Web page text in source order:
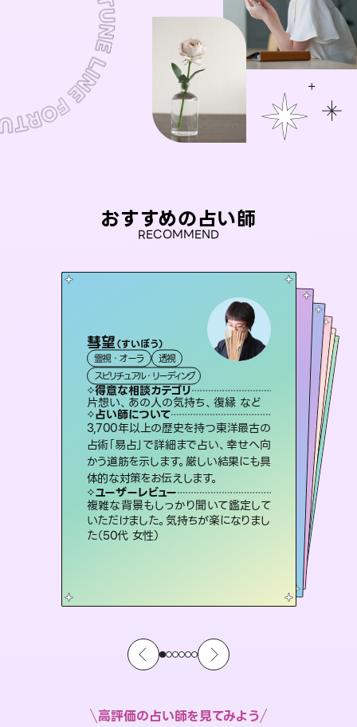
おすすめの占い師
RECOMMEND
彗望（すいぼう）
霊視・オーラ
透視
スピリチュアル・リーディング
得意な相談カテゴリ
片想い、あの人の気持ち、復縁 など
占い師について
3,700年以上の歴史を持つ東洋最古の
占術「易占」で詳細まで占い、幸せへ向
かう道筋を示します。厳しい結果にも具
体的な対策をお伝えします。
ユーザーレビュー
複雑な背景もしっかり聞いて鑑定して
いただけました。気持ちが楽になりまし
た（50代 女性）
アイリス -iris-
西洋占星術 タロット
ルーン
得意な相談カテゴリ
恋愛総合、片想い、二人の未来 など
占い師について
復縁、恋愛、不倫の行方、同性愛や片
思い、仕事関係や借金問題まで知りた
いことや心の負担になっていることを
紐解き、背中をそっと押して導きます。
ユーザーレビュー
安心感のあり、言い切ってくれる所や濁
さない鑑定のおかげで、毎回自分の気
持ちを整えられます（30代 男性）
未来視師＊花
霊視・オーラ
スピリチュアル・リーディング
得意な相談カテゴリ
出逢い、片想い、復縁 など
占い師について
未来には何パターンもの選択肢があり
ます。不安で視えにくくなっているあな
たの素敵な未来を見つけ、その未来を
選択できるようアドバイスします。
ユーザーレビュー
職場の人の性質や人間関係、本心など
本当によく視えていてびっくり。対策が
打てて前向きになれます（40代）
桃源珠羽 とうげんみう
霊視・オーラ
スピリチュアル・リーディング
得意な相談カテゴリ
片想い、あの人の気持ち、復縁 など
占い師について
恋愛のお悩みの中でも特に「曖昧な関係」の相談を得意としており、友達以上恋人未満なお相手との今後や本音を丁寧に読み解き恋愛成就へと導きます。
ユーザーレビュー
鑑定していただいてアドバイス通りに行
動すると仲が復活してきました。ありが
とうございました（40代 女性）
おう 霊感オラクル
霊視・オーラ
オラクルカード
得意な相談カテゴリ
恋愛総合、あの人の気持ち など
占い師について
霊視×オラクルカードを使って「今」と
「未来」そして「気になるあの人の気持
ち」まで丁寧に読み解き、恋や人生のヒ
ントを優しく引き出します。
ユーザーレビュー
不安な気持ちが嘘みたいに晴れまし
た…！よく視えていらっしゃるんだなと
感じました（40代 女性）
セラピスト理恵
霊視・オーラ タロット
スピリチュアル・リーディング
得意な相談カテゴリ
片想い、二人の未来、年の差 など
占い師について
連絡再開、復縁、成就などの報告実績
多数。セラピストとして2万超の施術経
験があるからこそできる鑑定で、より良
い未来をサポートします。
ユーザーレビュー
とても心温まる鑑定でした。しかもこち
らは何も言っていないのに視えていらっ
しゃるんだなと驚きです（30代女性）
高評価の占い師を見てみよう